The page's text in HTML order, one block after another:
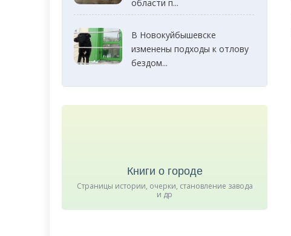
области п...
В Новокуйбышевске
изменены подходы к отлову
бездом...
Книги о городе
Страницы истории, очерки, становление завода
и др